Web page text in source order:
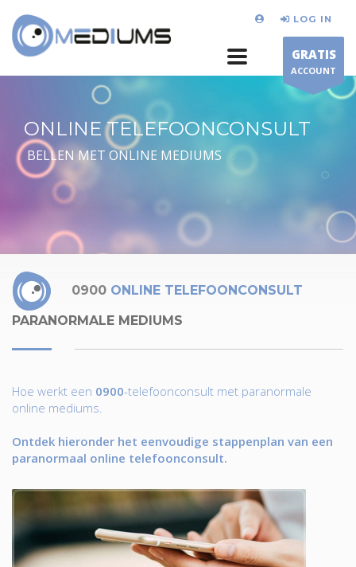
LOG IN
GRATIS
ACCOUNT
ONLINE TELEFOONCONSULT
BELLEN MET ONLINE MEDIUMS
0900 ONLINE TELEFOONCONSULT
PARANORMALE MEDIUMS
Hoe werkt een 0900-telefoonconsult met paranormale
online mediums.
Ontdek hieronder het eenvoudige stappenplan van een
paranormaal online telefoonconsult.